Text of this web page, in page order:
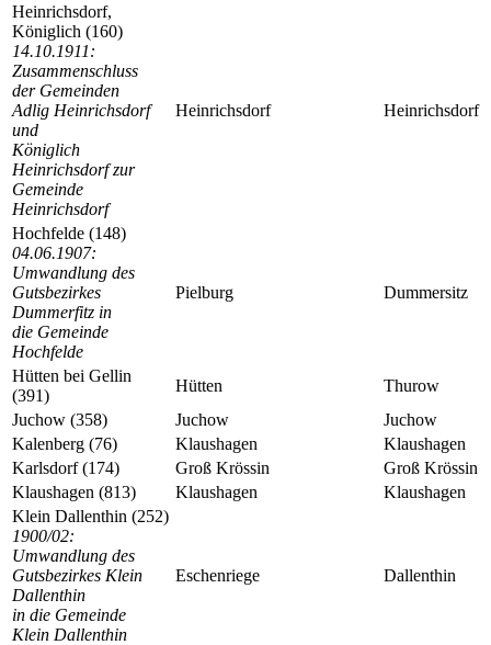
Heinrichsdorf,
Königlich (160)
14.10.1911:
Zusammenschluss
der Gemeinden
Adlig Heinrichsdorf
und
Königlich
Heinrichsdorf zur
Gemeinde
Heinrichsdorf
Heinrichsdorf Heinrichsdorf
Hochfelde (148)
04.06.1907:
Umwandlung des
Gutsbezirkes
Dummerfitz in
die Gemeinde
Hochfelde
Pielburg Dummersitz
Hütten bei Gellin
(391)
Hütten
Thurow
Juchow (358)
Juchow
Juchow
Kalenberg (76)
Klaushagen
Klaushagen
Karlsdorf (174)
Groß Krössin
Groß Krössin
Klaushagen (813)
Klaushagen
Klaushagen
Klein Dallenthin (252)
1900/02:
Umwandlung des
Gutsbezirkes Klein
Dallenthin
in die Gemeinde
Klein Dallenthin
Eschenriege Dallenthin